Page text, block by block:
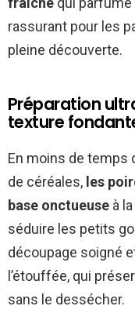
rassurant pour les
pleine découverte.
Préparation
texture
En moins de temps
de céréales, les
base onctueuse à
séduire les petits
découpage soigné
l’étouffée, qui
sans le dessécher.